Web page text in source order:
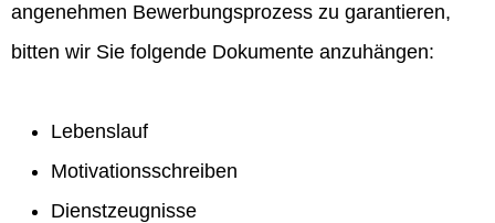
angenehmen Bewerbungsprozess zu garantieren,
bitten wir Sie folgende Dokumente anzuhängen:
Lebenslauf
Motivationsschreiben
Dienstzeugnisse